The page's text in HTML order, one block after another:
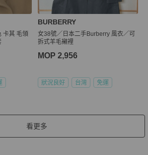
卡其 毛領
BURBERRY
女38號／日本二手Burberry 風衣／可
拆式羊毛襯裡
MOP 2,956
狀況良好 台灣 免運
看更多